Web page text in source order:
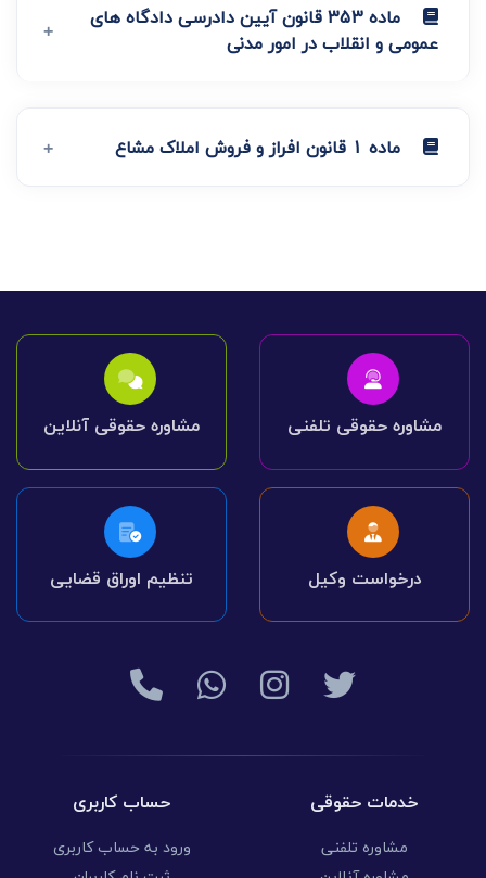
ماده 353 قانون آیین دادرسی دادگاه های
عمومی و انقلاب در امور مدنی
ماده 1 قانون افراز و فروش املاک مشاع
مشاوره حقوقی تلفنی مشاوره حقوقی آنلاین
درخواست وکیل تنظیم اوراق قضایی
خدمات حقوقی
مشاوره تلفنی
حساب کاربری
ورود به حساب کاربری